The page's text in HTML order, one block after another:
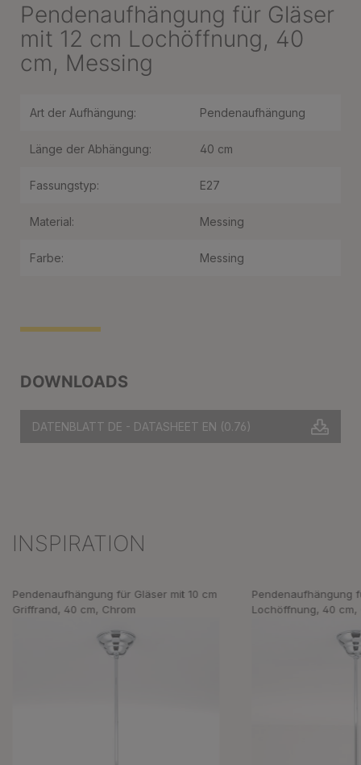
DOWNLOADS
DATENBLATT DE - DATASHEET EN (0.76)
Pendenaufhängung für Gläser
mit 12 cm Lochöffnung, 40
cm, Messing
Art der Aufhängung: Pendenaufhängung
Länge der Abhängung: 40 cm
Fassungstyp: E27
Material: Messing
Farbe: Messing
Produktgalerie überspringen
INSPIRATION
Pendenaufhängung für Gläser mit 10 cm
Griffrand, 40 cm, Chrom
Pendenaufhängung
Lochöffnung, 40 cm,